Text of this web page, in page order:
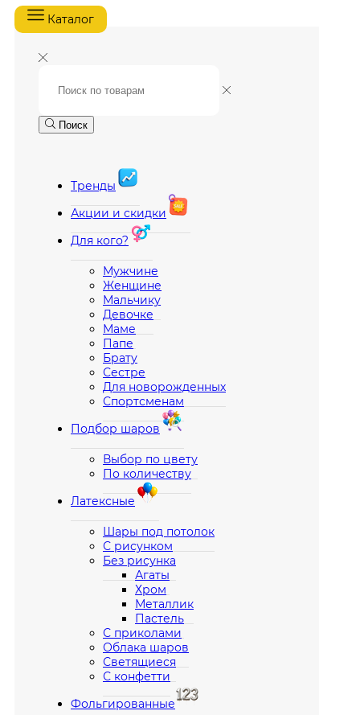
Каталог
Поиск
Тренды
Акции и скидки
Для кого?
Мужчине
Женщине
Мальчику
Девочке
Маме
Папе
Брату
Сестре
Для новорожденных
Спортсменам
Подбор шаров
Выбор по цвету
По количеству
Латексные
Шары под потолок
С рисунком
Без рисунка
Агаты
Хром
Металлик
Пастель
С приколами
Облака шаров
Светящиеся
С конфетти
Фольгированные